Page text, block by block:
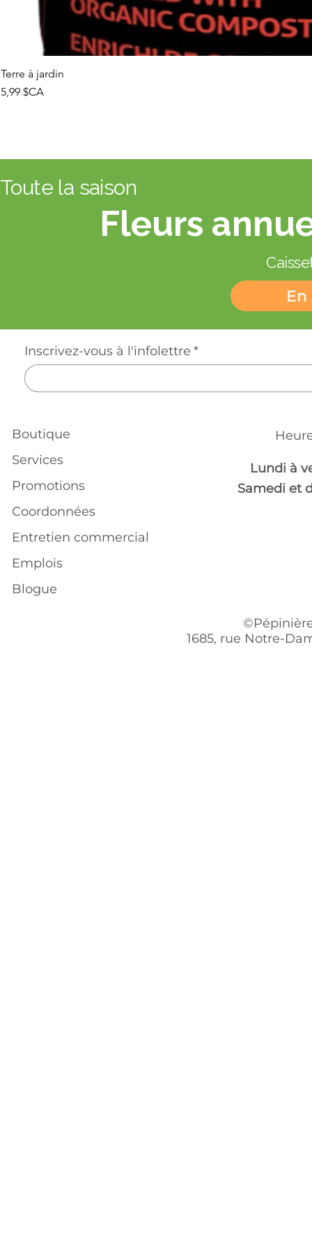
Terre à jardin
Prix
5,99 $CA
Fleurs
Toute la saison
Inscrivez-vous à l'infolettre *
Boutique
Services
Promotions
Coordonnées
Entretien commercial
Emplois
Blogue
Lundi à
Samedi et
1685, rue Notre-